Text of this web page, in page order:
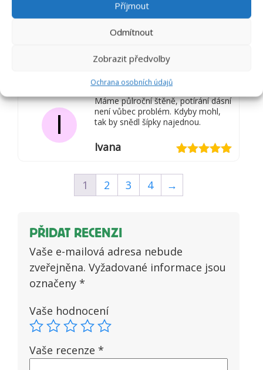
Příjmout
Odmítnout
Zobrazit předvolby
Ochrana osobních údajů
Hodnocení5
Dnes došlo tak uvidíme.
Zdeněk
I
Máme půlroční štěně, potírání dásní
není vůbec problém. Kdyby mohl,
tak by snědl šípky najednou.
z 5
Ivana
1 2 3 4 →
PŘIDAT RECENZI
Vaše e-mailová adresa nebude
zveřejněna. Vyžadované informace jsou
označeny *
Vaše hodnocení
Vaše recenze *